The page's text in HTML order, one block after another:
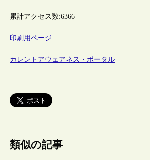
累計アクセス数:6366
印刷用ページ
カレントアウェアネス・ポータル
類似の記事